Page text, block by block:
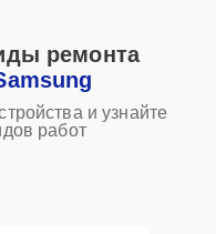
ремонта
и узнайте
работ